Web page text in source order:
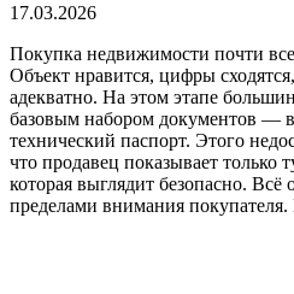
17.03.2026
Покупка недвижимости почти
Объект нравится, цифры
адекватно. На этом этапе
базовым набором документов —
технический паспорт. Этого
что продавец показывает только
которая выглядит безопасно. Всё
пределами внимания